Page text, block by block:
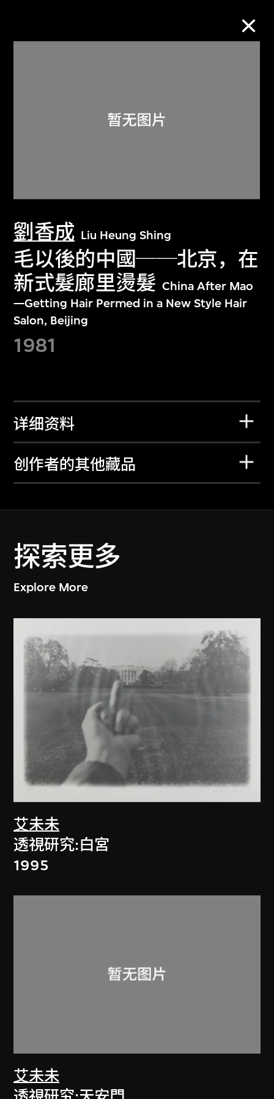
劉香成 Liu Heung Shing
毛以後的中國──北京，在
新式髮廊里燙髮 China After Mao
—Getting Hair Permed in a New Style Hair
Salon, Beijing
1981
详细资料
创作者的其他藏品
探索更多
Explore More
艾未未
透視研究:白宮
1995
艾未未
关于M+藏品
探索世界顶级的二十及二十一世纪视觉
文化藏品。